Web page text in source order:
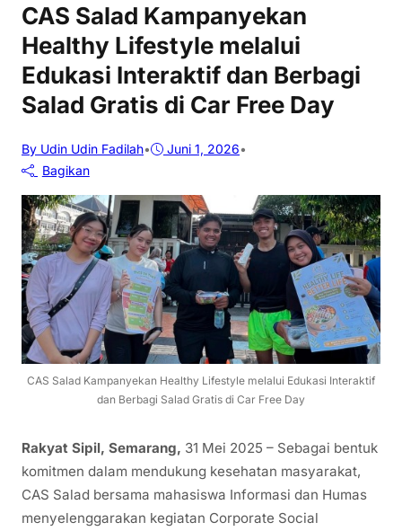
CAS Salad Kampanyekan
Healthy Lifestyle melalui
Edukasi Interaktif dan Berbagi
Salad Gratis di Car Free Day
By Udin Udin Fadilah• Juni 1, 2026•
Bagikan
CAS Salad Kampanyekan Healthy Lifestyle melalui Edukasi Interaktif
dan Berbagi Salad Gratis di Car Free Day
Rakyat Sipil, Semarang, 31 Mei 2025 – Sebagai bentuk
komitmen dalam mendukung kesehatan masyarakat,
CAS Salad bersama mahasiswa Informasi dan Humas
menyelenggarakan kegiatan Corporate Social